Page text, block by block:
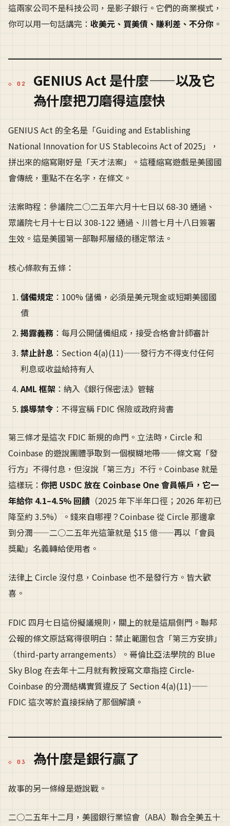
這兩家公司不是科技公司，是影子銀行。它們的商業模式，
你可以用一句話講完： 收美元、買美債、賺利差、不分你 。
GENIUS Act 是什麼——以及它
為什麼把刀磨得這麼快
GENIUS Act 的全名是「Guiding and Establishing
National Innovation for US Stablecoins Act of 2025」，
拼出來的縮寫剛好是「天才法案」。這種縮寫遊戲是美國國
會傳統，重點不在名字，在條文。
法案時程：參議院二○二五年六月十七日以 68-30 通過、
眾議院七月十七日以 308-122 通過、川普七月十八日簽署
生效。這是美國第一部聯邦層級的穩定幣法。
核心條款有五條：
儲備規定 ：100% 儲備，必須是美元現金或短期美國國
債
揭露義務 ：每月公開儲備組成，接受合格會計師審計
禁止計息 ：Section 4(a)(11)——發行方不得支付任何
利息或收益給持有人
AML 框架 ：納入《銀行保密法》管轄
誤導禁令 ：不得宣稱 FDIC 保險或政府背書
第三條才是這次 FDIC 新規的命門。立法時，Circle 和
Coinbase 的遊說團體爭取到一個模糊地帶——條文寫「發
行方」不得付息，但沒說「第三方」不行。Coinbase 就是
這樣玩： 你把 USDC 放在 Coinbase One 會員帳戶，它一
年給你 4.1–4.5% 回饋 （2025 年下半年口徑；2026 年初已
降至約 3.5%）。錢來自哪裡？Coinbase 從 Circle 那邊拿
到分潤——二○二五年光這筆就是 $15 億——再以「會員
獎勵」名義轉給使用者。
法律上 Circle 沒付息，Coinbase 也不是發行方。皆大歡
喜。
FDIC 四月七日這份擬議規則，關上的就是這扇側門。聯邦
公報的條文原話寫得很明白：禁止範圍包含「第三方安排」
（third-party arrangements）。哥倫比亞法學院的 Blue
Sky Blog 在去年十二月就有教授寫文章指控 Circle-
Coinbase 的分潤結構實質違反了 Section 4(a)(11)——
FDIC 這次等於直接採納了那個解讀。
為什麼是銀行贏了
故事的另一條線是遊說戰。
二○二五年十二月，美國銀行業協會（ABA）聯合全美五十